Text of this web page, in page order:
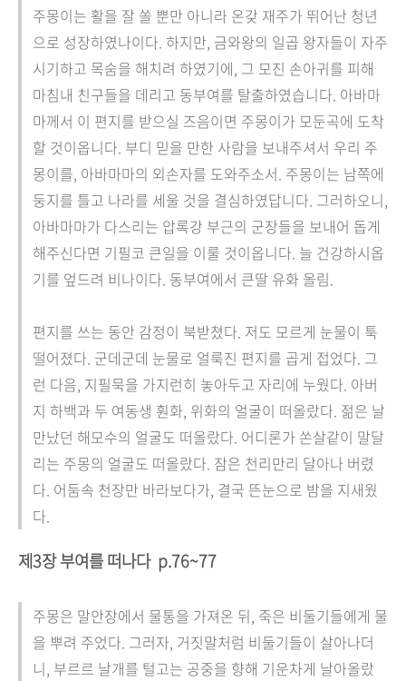
주몽이는 활을 잘 쏠 뿐만 아니라 온갖 재주가 뛰어난 청년
으로 성장하였나이다. 하지만, 금와왕의 일곱 왕자들이 자주
시기하고 목숨을 해치려 하였기에, 그 모진 손아귀를 피해
마침내 친구들을 데리고 동부여를 탈출하였습니다. 아바마
마께서 이 편지를 받으실 즈음이면 주몽이가 모둔곡에 도착
할 것이옵니다. 부디 믿을 만한 사람을 보내주셔서 우리 주
몽이를, 아바마마의 외손자를 도와주소서. 주몽이는 남쪽에
둥지를 틀고 나라를 세울 것을 결심하였답니다. 그러하오니,
아바마마가 다스리는 압록강 부근의 군장들을 보내어 돕게
해주신다면 기필코 큰일을 이룰 것이옵니다. 늘 건강하시옵
기를 엎드려 비나이다. 동부여에서 큰딸 유화 올림.
편지를 쓰는 동안 감정이 북받쳤다. 저도 모르게 눈물이 툭
떨어졌다. 군데군데 눈물로 얼룩진 편지를 곱게 접었다. 그
런 다음, 지필묵을 가지런히 놓아두고 자리에 누웠다. 아버
지 하백과 두 여동생 훤화, 위화의 얼굴이 떠올랐다. 젊은 날
만났던 해모수의 얼굴도 떠올랐다. 어디론가 쏜살같이 말달
리는 주몽의 얼굴도 떠올랐다. 잠은 천리만리 달아나 버렸
다. 어둠속 천장만 바라보다가, 결국 뜬눈으로 밤을 지새웠
다.
제3장 부여를 떠나다 p.76~77
주몽은 말안장에서 물통을 가져온 뒤, 죽은 비둘기들에게 물
을 뿌려 주었다. 그러자, 거짓말처럼 비둘기들이 살아나더
니, 부르르 날개를 털고는 공중을 향해 기운차게 날아올랐